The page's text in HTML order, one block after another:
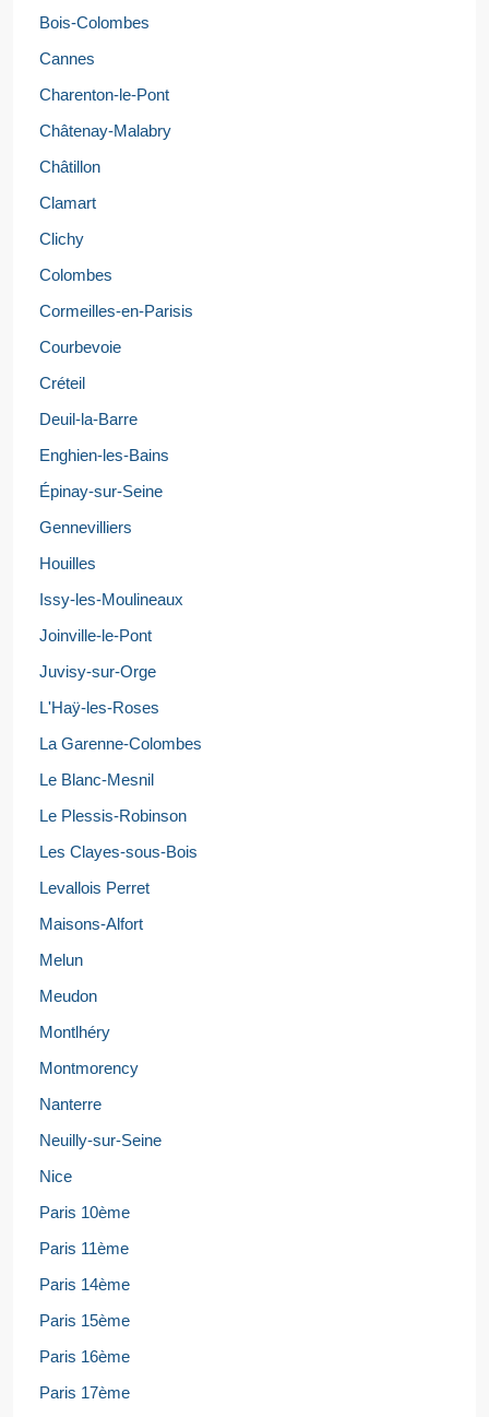
Bois-Colombes
Cannes
Charenton-le-Pont
Châtenay-Malabry
Châtillon
Clamart
Clichy
Colombes
Cormeilles-en-Parisis
Courbevoie
Créteil
Deuil-la-Barre
Enghien-les-Bains
Épinay-sur-Seine
Gennevilliers
Houilles
Issy-les-Moulineaux
Joinville-le-Pont
Juvisy-sur-Orge
L'Haÿ-les-Roses
La Garenne-Colombes
Le Blanc-Mesnil
Le Plessis-Robinson
Les Clayes-sous-Bois
Levallois Perret
Maisons-Alfort
Melun
Meudon
Montlhéry
Montmorency
Nanterre
Neuilly-sur-Seine
Nice
Paris 10ème
Paris 11ème
Paris 14ème
Paris 15ème
Paris 16ème
Paris 17ème